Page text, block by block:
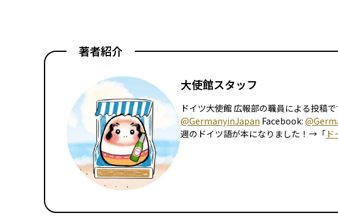
著者紹介
大使館スタッフ
ドイツ大使館 広報部の職員による投稿
@GermanyinJapan Facebook:
週のドイツ語が本になりました！→「